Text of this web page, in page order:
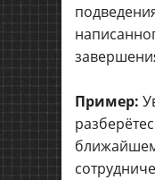
Пример: